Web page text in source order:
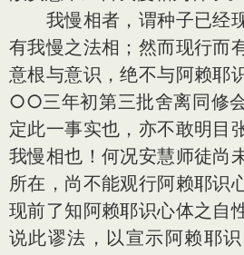
我慢相者，谓种子已经
有我慢之法相；然而现行而
意根与意识，绝不与阿赖耶
○○三年初第三批舍离同修
定此一事实也，亦不敢明目
我慢相也！何况安慧师徒尚
所在，尚不能观行阿赖耶识
现前了知阿赖耶识心体之自
说此谬法，以宣示阿赖耶识